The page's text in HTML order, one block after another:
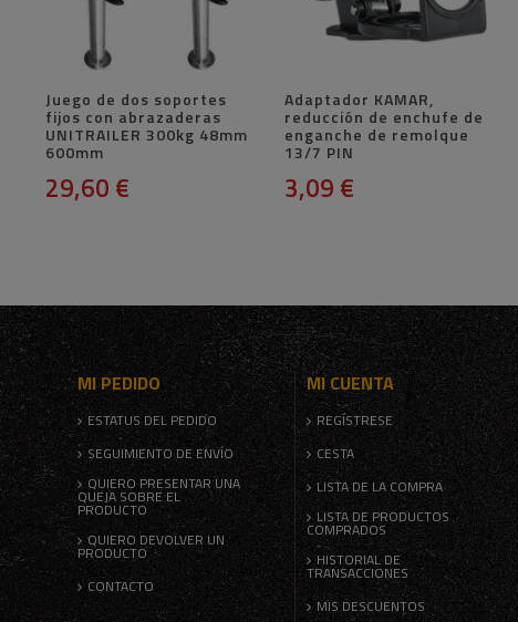
Juego de dos soportes
fijos con abrazaderas
UNITRAILER 300kg 48mm
600mm
29,60 €
Adaptador KAMAR,
reducción de enchufe de
enganche de remolque
13/7 PIN
3,09 €
MI PEDIDO
ESTATUS DEL PEDIDO
SEGUIMIENTO DE ENVÍO
QUIERO PRESENTAR UNA
QUEJA SOBRE EL
PRODUCTO
QUIERO DEVOLVER UN
PRODUCTO
CONTACTO
MI CUENTA
REGÍSTRESE
CESTA
LISTA DE LA COMPRA
LISTA DE PRODUCTOS
COMPRADOS
HISTORIAL DE
TRANSACCIONES
MIS DESCUENTOS